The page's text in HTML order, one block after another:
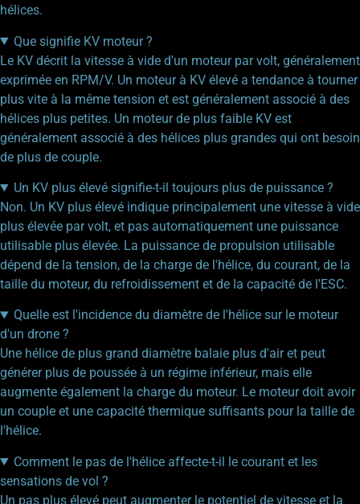
hélices.
Que signifie KV moteur ?
Le KV décrit la vitesse à vide d'un moteur par volt, généralement
exprimée en RPM/V. Un moteur à KV élevé a tendance à tourner
plus vite à la même tension et est généralement associé à des
hélices plus petites. Un moteur de plus faible KV est
généralement associé à des hélices plus grandes qui ont besoin
de plus de couple.
Un KV plus élevé signifie-t-il toujours plus de puissance ?
Non. Un KV plus élevé indique principalement une vitesse à vide
plus élevée par volt, et pas automatiquement une puissance
utilisable plus élevée. La puissance de propulsion utilisable
dépend de la tension, de la charge de l'hélice, du courant, de la
taille du moteur, du refroidissement et de la capacité de l'ESC.
Quelle est l'incidence du diamètre de l'hélice sur le moteur
d'un drone ?
Une hélice de plus grand diamètre balaie plus d'air et peut
générer plus de poussée à un régime inférieur, mais elle
augmente également la charge du moteur. Le moteur doit avoir
un couple et une capacité thermique suffisants pour la taille de
l'hélice.
Comment le pas de l'hélice affecte-t-il le courant et les
sensations de vol ?
Un pas plus élevé peut augmenter le potentiel de vitesse et la